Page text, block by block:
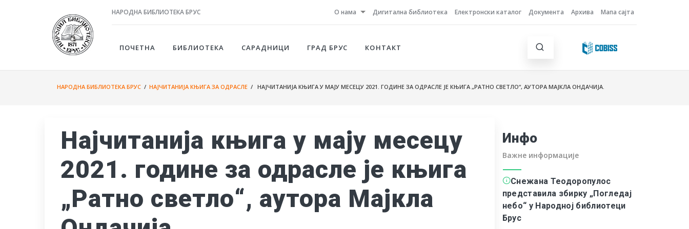
НАРОДНА БИБЛИОТЕКА БРУС О нама Дигитална библиотека Електронски каталог Документа Архива Мапа сајта
ПОЧЕТНА БИБЛИОТЕКА САРАДНИЦИ ГРАД БРУС КОНТАКТ
НАРОДНА БИБЛИОТЕКА БРУС / НАЈЧИТАНИЈА КЊИГА ЗА ОДРАСЛЕ / НАЈЧИТАНИЈА КЊИГА У МАЈУ МЕСЕЦУ 2021. ГОДИНЕ ЗА ОДРАСЛЕ ЈЕ КЊИГА „РАТНО СВЕТЛО“, АУТОРА МАЈКЛА ОНДАЧИЈА.
Најчитанија књига у мају месецу
2021. године за одрасле је књига
„Ратно светло“, аутора Мајкла
Инфо
Важне информације
Снежана Теодоропулос
представила збирку „Погледај
небо“ у Народној библиотеци
Брус